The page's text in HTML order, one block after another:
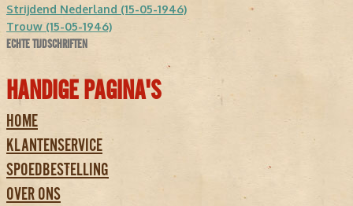
Strijdend Nederland (15-05-1946)
Trouw (15-05-1946)
ECHTE TIJDSCHRIFTEN
HANDIGE PAGINA'S
HOME
KLANTENSERVICE
SPOEDBESTELLING
OVER ONS